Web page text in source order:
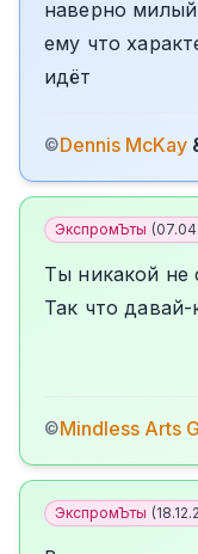
наверно
ему что
идёт
©Dennis McKay
ЭкспромЪты (
Ты никакой не
Так что
©Mindless Arts
ЭкспромЪты (